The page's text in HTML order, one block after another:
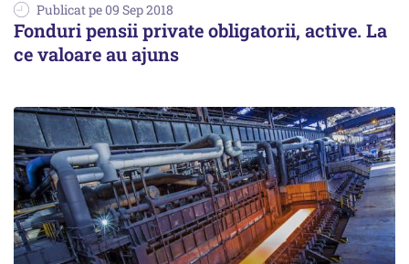
Publicat pe 09 Sep 2018
Fonduri pensii private obligatorii, active. La
ce valoare au ajuns